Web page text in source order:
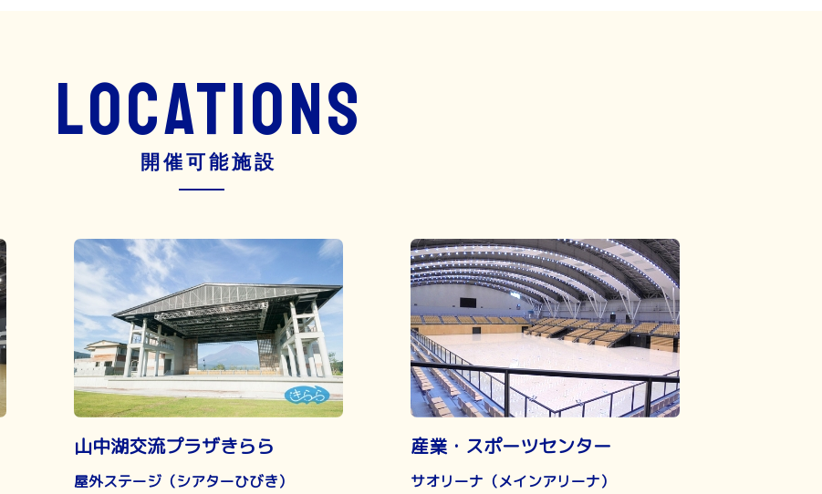
LOCATIONS
開催可能施設
山中湖交流プラザきらら
屋外ステージ（シアターひびき）
産業・スポーツセンター
サオリーナ（メインアリーナ）